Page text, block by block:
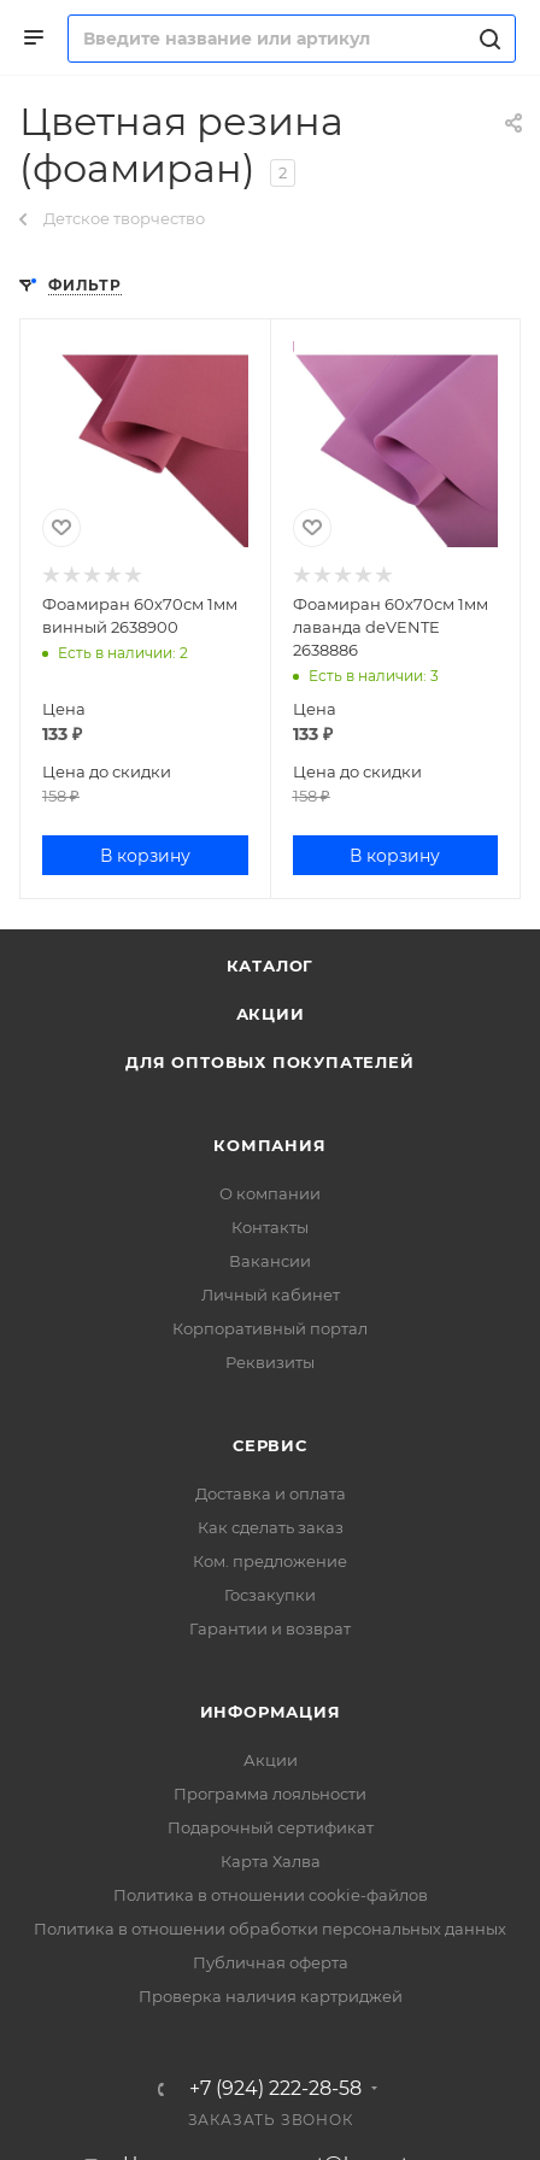
Цветная резина
(фоамиран)
2
Детское творчество
ФИЛЬТР
Фоамиран 60х70см 1мм
винный 2638900
Есть в наличии: 2
Цена
133 ₽
Цена до скидки
158₽
В корзину
Фоамиран 60х70см 1мм
лаванда deVENTE
2638886
Есть в наличии: 3
Цена
133₽
Цена до скидки
158₽
В корзину
КАТАЛОГ
АКЦИИ
ДЛЯ ОПТОВЫХ ПОКУПАТЕЛЕЙ
КОМПАНИЯ
О компании
Контакты
Вакансии
Личный кабинет
Корпоративный портал
Реквизиты
СЕРВИС
Доставка и оплата
Как сделать заказ
Ком. предложение
Госзакупки
Гарантии и возврат
ИНФОРМАЦИЯ
Акции
Программа лояльности
Подарочный сертификат
Карта Халва
Политика в отношении cookie-файлов
Политика в отношении обработки персональных данных
Публичная оферта
Проверка наличия картриджей
+7 (924) 222-28-58
ЗАКАЗАТЬ ЗВОНОК